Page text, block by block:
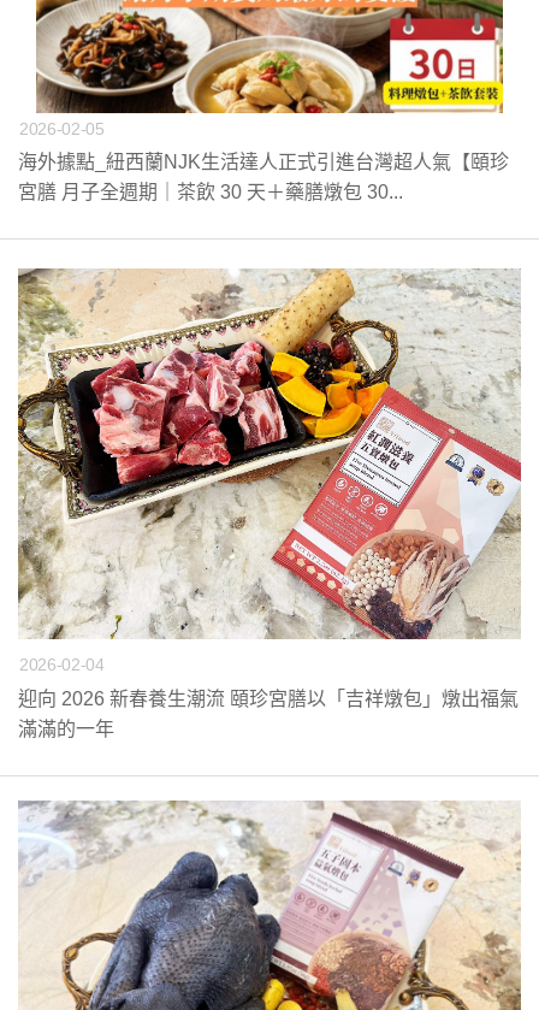
2026-02-05
海外據點_紐西蘭NJK生活達人正式引進台灣超人氣【頤珍
宮膳 月子全週期｜茶飲 30 天＋藥膳燉包 30...
2026-02-04
迎向 2026 新春養生潮流 頤珍宮膳以「吉祥燉包」燉出福氣
滿滿的一年